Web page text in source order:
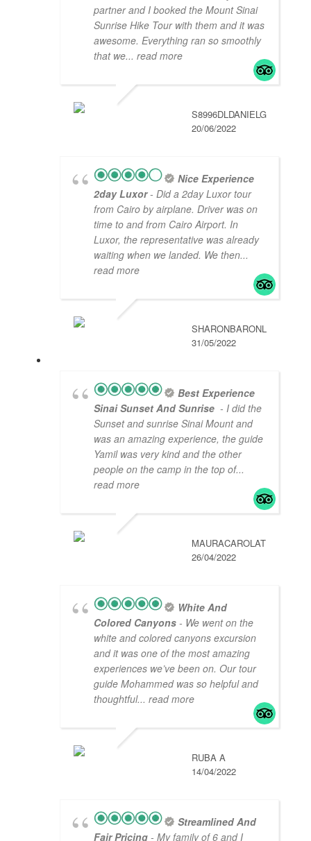
partner and I booked the Mount Sinai
Sunrise Hike Tour with them and it was
awesome. Everything ran so smoothly
that we... read more
S8996DLDANIELG
20/06/2022
Nice Experience
2day Luxor- Did a 2day Luxor tour
from Cairo by airplane. Driver was on
time to and from Cairo Airport. In
Luxor, the representative was already
waiting when we landed. We then...
read more
SHARONBARONL
31/05/2022
Best Experience
Sinai Sunset And Sunrise - I did the
Sunset and sunrise Sinai Mount and
was an amazing experience, the guide
Yamil was very kind and the other
people on the camp in the top of...
read more
MAURACAROLAT
26/04/2022
White And
Colored Canyons - We went on the
white and colored canyons excursion
and it was one of the most amazing
experiences we’ve been on. Our tour
guide Mohammed was so helpful and
thoughtful... read more
RUBA A
14/04/2022
Streamlined And
Fair Pricing - My family of 6 and I